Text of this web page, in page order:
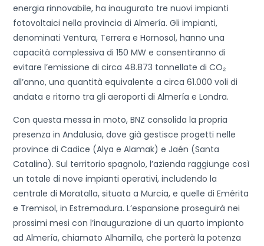
energia rinnovabile, ha inaugurato tre nuovi impianti
fotovoltaici nella provincia di Almería. Gli impianti,
denominati Ventura, Terrera e Hornosol, hanno una
capacità complessiva di 150 MW e consentiranno di
evitare l’emissione di circa 48.873 tonnellate di CO₂
all’anno, una quantità equivalente a circa 61.000 voli di
andata e ritorno tra gli aeroporti di Almería e Londra.
Con questa messa in moto, BNZ consolida la propria
presenza in Andalusia, dove già gestisce progetti nelle
province di Cadice (Alya e Alamak) e Jaén (Santa
Catalina). Sul territorio spagnolo, l’azienda raggiunge così
un totale di nove impianti operativi, includendo la
centrale di Moratalla, situata a Murcia, e quelle di Emérita
e Tremisol, in Estremadura. L’espansione proseguirà nei
prossimi mesi con l’inaugurazione di un quarto impianto
ad Almería, chiamato Alhamilla, che porterà la potenza